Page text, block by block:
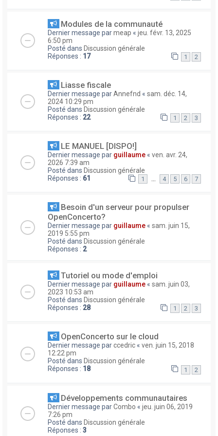
Modules de la communauté
Dernier message parmeap « jeu. févr. 13, 2025
6:50 pm
Posté dans Discussion générale
Réponses : 17 1 2
Liasse fiscale
Dernier message parAnnefnd « sam. déc. 14,
2024 10:29 pm
Posté dans Discussion générale
Réponses : 22 1 2 3
LE MANUEL [DISPO!]
Dernier message par guillaume « ven. avr. 24,
2026 7:39 am
Posté dans Discussion générale
Réponses : 61 1 … 4 5 6 7
Besoin d'un serveur pour propulser
OpenConcerto?
Dernier message par guillaume « sam. juin 15,
2019 5:55 pm
Posté dans Discussion générale
Réponses : 2
Tutoriel ou mode d'emploi
Dernier message par guillaume « sam. juin 03,
2023 10:53 am
Posté dans Discussion générale
Réponses : 28 1 2 3
OpenConcerto sur le cloud
Dernier message parccedric « ven. juin 15, 2018
12:22 pm
Posté dans Discussion générale
Réponses : 18 1 2
Développements communautaires
Dernier message parCombo « jeu. juin 06, 2019
7:26 pm
Posté dans Discussion générale
Réponses : 3